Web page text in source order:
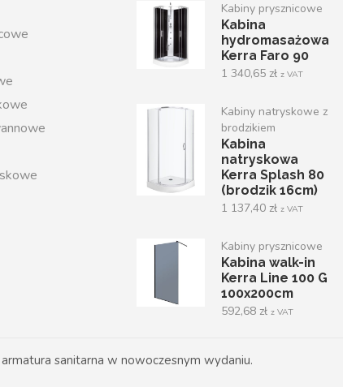
Kabiny prysznicowe
Kabina
hydromasażowa
Kerra Faro 90
1 340,65 zł z VAT
Kabiny natryskowe z
brodzikiem
Kabina
natryskowa
Kerra Splash 80
(brodzik 16cm)
1 137,40 zł z VAT
Kabiny prysznicowe
Kabina walk-in
Kerra Line 100 G
100x200cm
592,68 zł z VAT
sanitarna w nowoczesnym wydaniu.